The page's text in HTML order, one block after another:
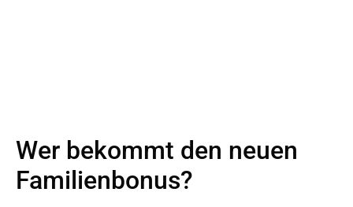
Wer bekommt den neuen
Familienbonus?